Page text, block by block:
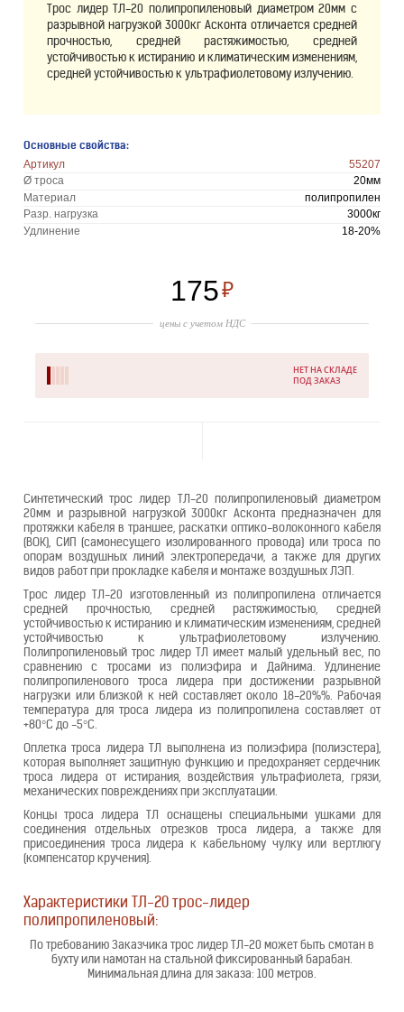
Трос лидер ТЛ-20 полипропиленовый диаметром 20мм с
разрывной нагрузкой 3000кг Асконта отличается средней
прочностью, средней растяжимостью, средней
устойчивостью к истиранию и климатическим изменениям,
средней устойчивостью к ультрафиолетовому излучению.
Основные свойства:
Артикул
55207
Ø троса
20мм
Материал
полипропилен
Разр. нагрузка
3000кг
Удлинение
18-20%
175₽
цены с учетом НДС
НЕТ НА СКЛАДЕ
ПОД ЗАКАЗ
Синтетический трос лидер ТЛ-20 полипропиленовый диаметром
20мм и разрывной нагрузкой 3000кг Асконта предназначен для
протяжки кабеля в траншее, раскатки оптико-волоконного кабеля
(ВОК), СИП (самонесущего изолированного провода) или троса по
опорам воздушных линий электропередачи, а также для других
видов работ при прокладке кабеля и монтаже воздушных ЛЭП.
Трос лидер ТЛ-20 изготовленный из полипропилена отличается
средней прочностью, средней растяжимостью, средней
устойчивостью к истиранию и климатическим изменениям, средней
устойчивостью к ультрафиолетовому излучению.
Полипропиленовый трос лидер ТЛ имеет малый удельный вес, по
сравнению с тросами из полиэфира и Дайнима. Удлинение
полипропиленового троса лидера при достижении разрывной
нагрузки или близкой к ней составляет около 18-20%%. Рабочая
температура для троса лидера из полипропилена составляет от
+80°С до -5°С.
Оплетка троса лидера ТЛ выполнена из полиэфира (полиэстера),
которая выполняет защитную функцию и предохраняет сердечник
троса лидера от истирания, воздействия ультрафиолета, грязи,
механических повреждениях при эксплуатации.
Концы троса лидера ТЛ оснащены специальными ушками для
соединения отдельных отрезков троса лидера, а также для
присоединения троса лидера к кабельному чулку или вертлюгу
(компенсатор кручения).
Характеристики ТЛ-20 трос-лидер
полипропиленовый:
По требованию Заказчика трос лидер ТЛ-20 может быть смотан в
бухту или намотан на стальной фиксированный барабан.
Минимальная длина для заказа: 100 метров.